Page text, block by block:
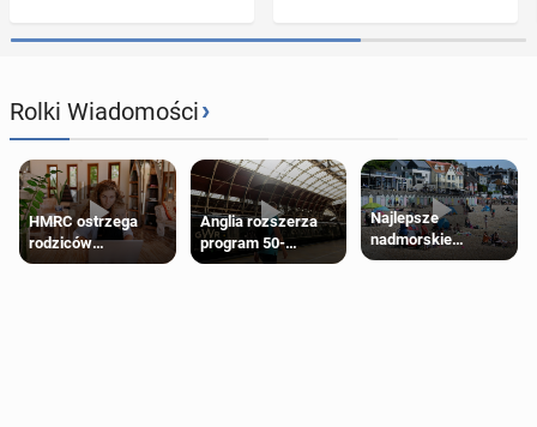
Rolki Wiadomości›
HMRC ostrzega
rodziców
pobierających Child
Anglia rozszerza
program 50-
procentowych
Najlepsze
nadmorskie
miasteczko blisko